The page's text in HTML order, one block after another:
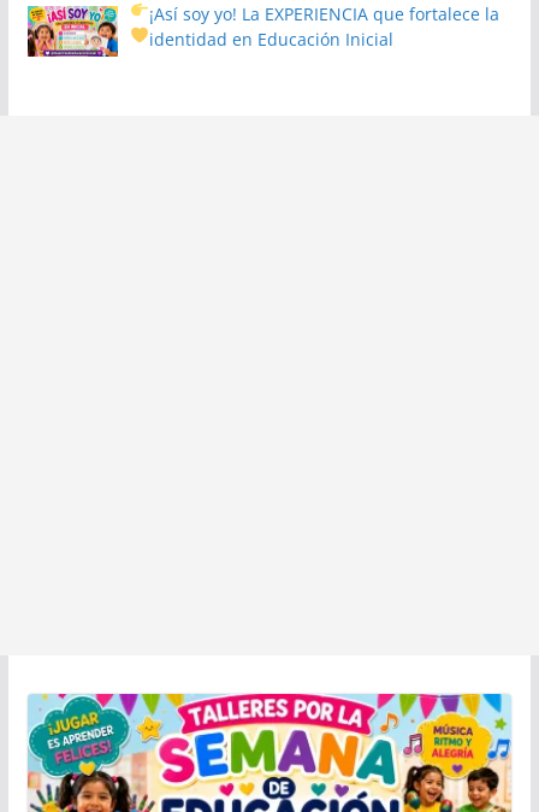
¡Así soy yo! La EXPERIENCIA que fortalece la
identidad en Educación Inicial